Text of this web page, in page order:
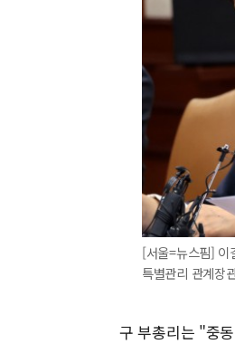
[서울=뉴스핌] 이
특별관리 관계
구 부총리는 "중